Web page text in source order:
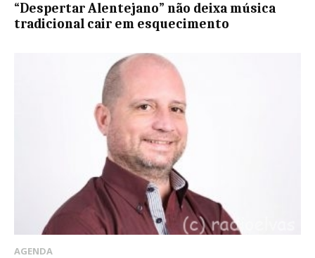
“Despertar Alentejano” não deixa música
tradicional cair em esquecimento
AGENDA